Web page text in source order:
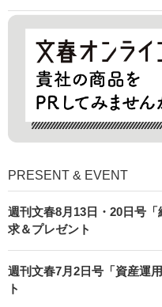
PRESENT & EVENT
週刊文春8月13日・20日号
求＆プレゼント
週刊文春7月2日号「資産運
ト